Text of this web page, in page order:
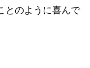
とのように喜んで